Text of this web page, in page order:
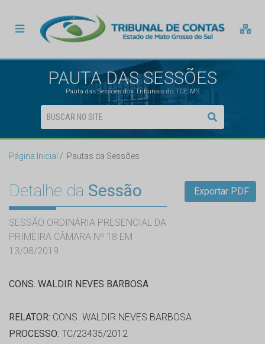
PAUTA DAS SESSÕES
Pauta das Sessões dos Tribunais do TCE MS
Página Inicial Pautas da Sessões
Detalhe da Sessão
SESSÃO ORDINÁRIA PRESENCIAL DA
PRIMEIRA CÂMARA Nº 18 EM
13/08/2019
Exportar PDF
CONS. WALDIR NEVES BARBOSA
RELATOR: CONS. WALDIR NEVES BARBOSA
PROCESSO: TC/23435/2012